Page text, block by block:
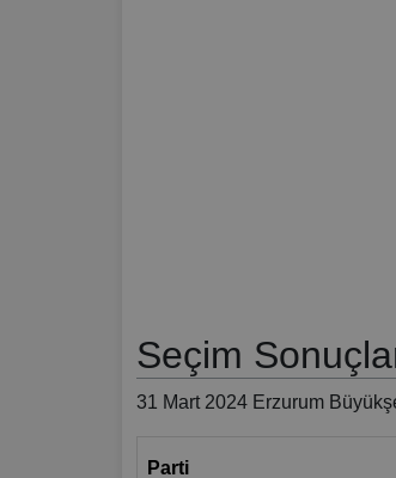
Seçim
31 Mart 2024 Erzurum
Parti